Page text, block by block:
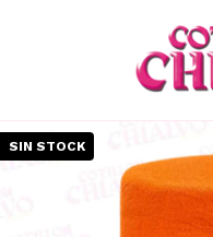
SIN STOCK